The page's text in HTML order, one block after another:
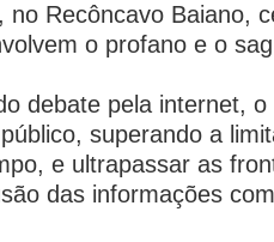
no Recôncavo Baiano,
o profano e o
debate pela internet,
superando a
e ultrapassar as
das informações